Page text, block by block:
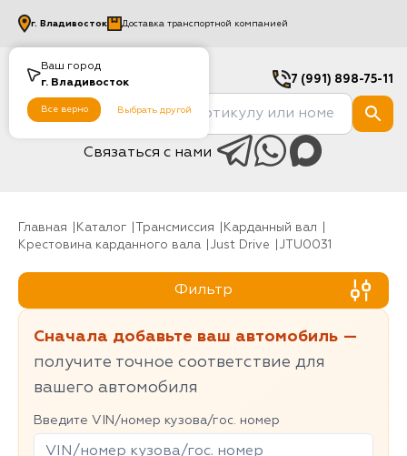
Ваш город
г. Владивосток
Все верно Выбрать другой
г. Владивосток Доставка транспортной компанией
7 (991) 898-75-11
Связаться с нами
Главная Каталог Трансмиссия
карданный вал
Крестовина карданного вала
Just Drive JTU0031
Фильтр
Сначала добавьте ваш автомобиль —
получите точное соответствие для
вашего автомобиля
Введите VIN/номер кузова/гос. номер